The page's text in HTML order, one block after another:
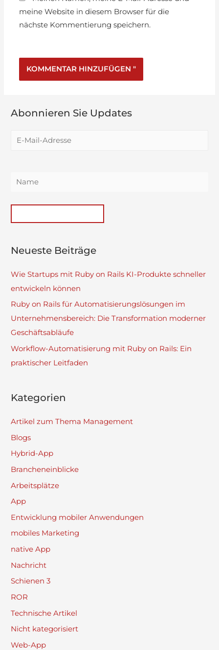
meine Website in diesem Browser für die
nächste Kommentierung speichern.
Abonnieren Sie Updates
Neueste Beiträge
Wie Startups mit Ruby on Rails KI-Produkte schneller
entwickeln können
Ruby on Rails für Automatisierungslösungen im
Unternehmensbereich: Die Transformation moderner
Geschäftsabläufe
Workflow-Automatisierung mit Ruby on Rails: Ein
praktischer Leitfaden
Kategorien
Artikel zum Thema Management
Blogs
Hybrid-App
Brancheneinblicke
Arbeitsplätze
App
Entwicklung mobiler Anwendungen
mobiles Marketing
native App
Nachricht
Schienen 3
ROR
Technische Artikel
Nicht kategorisiert
Web-App